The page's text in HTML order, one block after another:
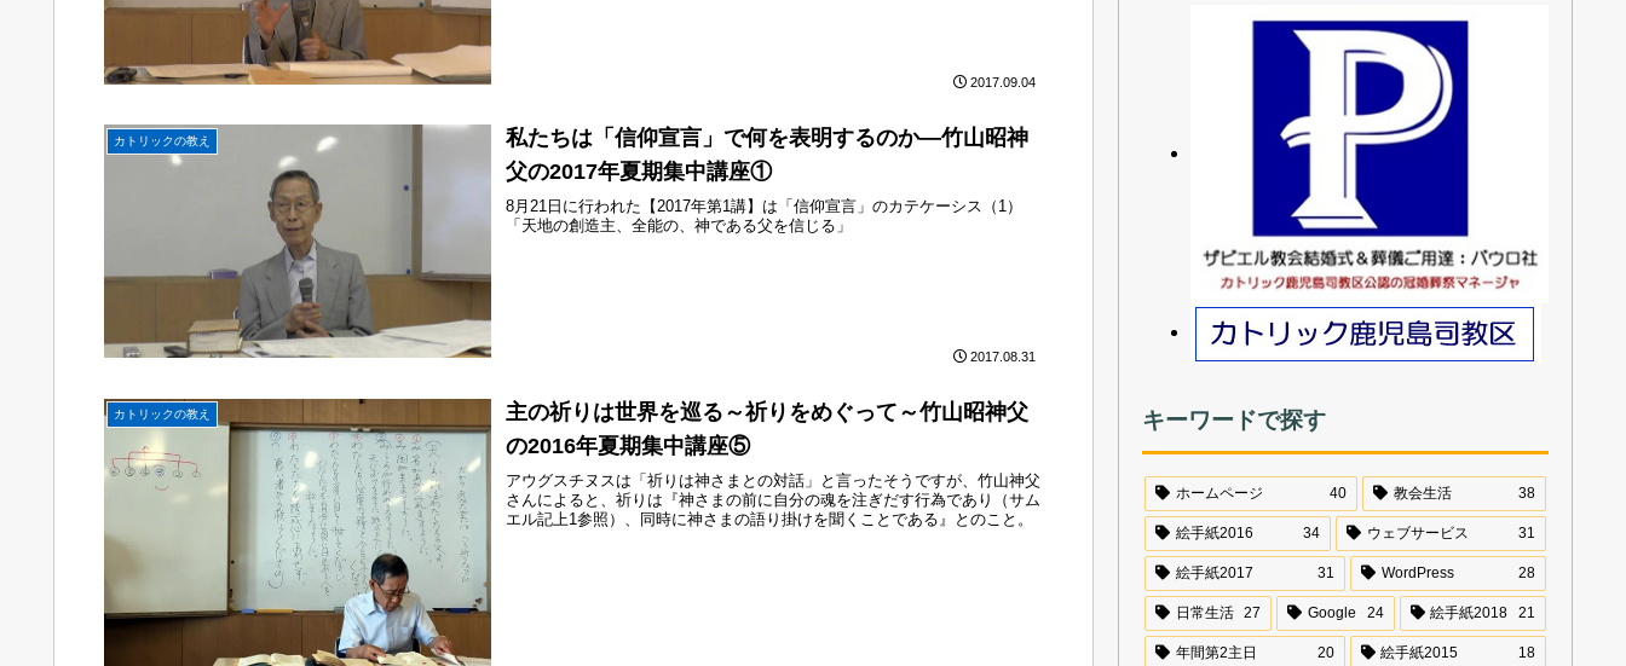
2017.09.04
カトリックの教え
私たちは「信仰宣言」で何を表明するのか—竹山昭神
父の2017年夏期集中講座①
8月21日に行われた【2017年第1講】は「信仰宣言」のカテケーシス（1）
「天地の創造主、全能の、神である父を信じる」
2017.08.31
カトリックの教え
主の祈りは世界を巡る～祈りをめぐって～竹山昭神父
の2016年夏期集中講座⑤
アウグスチヌスは「祈りは神さまとの対話」と言ったそうですが、竹山神父
さんによると、祈りは『神さまの前に自分の魂を注ぎだす行為であり（サム
エル記上1参照）、同時に神さまの語り掛けを聞くことである』とのこと。
キーワードで探す
ホームページ 40 教会生活 38
絵手紙2016 34 ウェブサービス 31
絵手紙2017 31 WordPress 28
日常生活 27 Google 24 絵手紙2018 21
年間第2主日 20 絵手紙2015 18